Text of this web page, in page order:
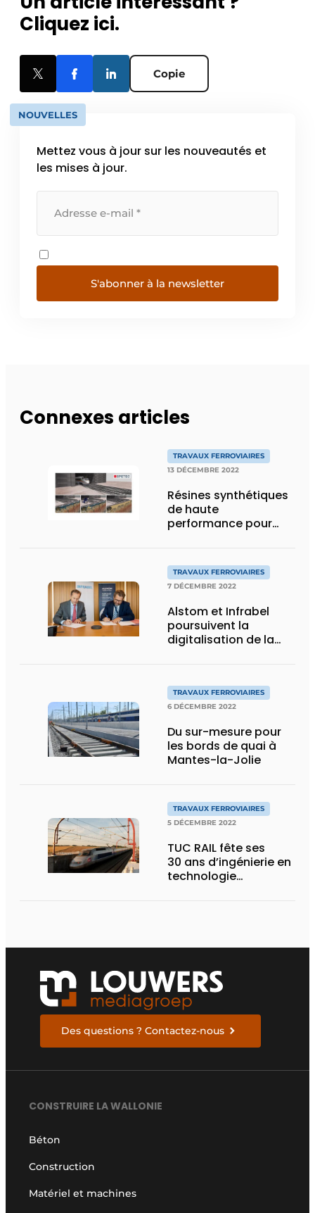
Cliquez ici.
Copie
NOUVELLES
Mettez vous à jour sur les nouveautés et
les mises à jour.
S'abonner à la newsletter
Connexes articles
TRAVAUX FERROVIAIRES
13 DÉCEMBRE 2022
Résines synthétiques
de haute
performance pour
géotechniques
TRAVAUX FERROVIAIRES
7 DÉCEMBRE 2022
Alstom et Infrabel
poursuivent la
digitalisation de la
TRAVAUX FERROVIAIRES
6 DÉCEMBRE 2022
Du sur-mesure pour
les bords de quai à
Mantes-la-Jolie
TRAVAUX FERROVIAIRES
5 DÉCEMBRE 2022
TUC RAIL fête ses
30 ans d’ingénierie en
technologie
Des questions ? Contactez-nous
CONSTRUIRE LA WALLONIE
Béton
Construction
Matériel et machines